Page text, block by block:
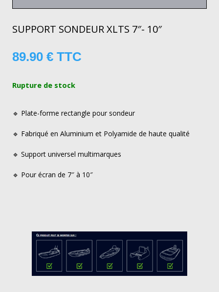
SUPPORT SONDEUR XLTS 7″- 10″
89.90 € TTC
Rupture de stock
🔹 Plate-forme rectangle pour sondeur
🔹 Fabriqué en Aluminium et Polyamide de haute qualité
🔹 Support universel multimarques
🔹 Pour écran de 7″ à 10″